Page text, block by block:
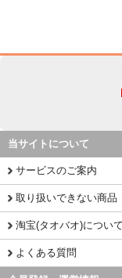
当サイトについて
サービスのご案内
取り扱いできない商品
淘宝(タオバオ)について
よくある質問